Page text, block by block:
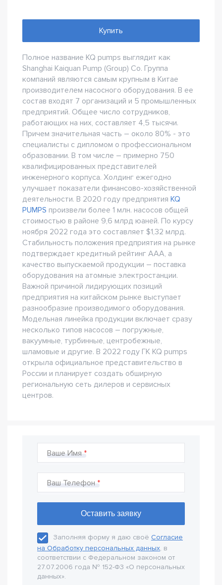
Купить
Полное название KQ pumps выглядит как
Shanghai Kaiquan Pump (Group) Со. Группа
компаний являются самым крупным в Китае
производителем насосного оборудования. В ее
состав входят 7 организаций и 5 промышленных
предприятий. Общее число сотрудников,
работающих на них, составляет 4,5 тысячи.
Причем значительная часть – около 80% - это
специалисты с дипломом о профессиональном
образовании. В том числе – примерно 750
квалифицированных представителей
инженерного корпуса. Холдинг ежегодно
улучшает показатели финансово-хозяйственной
деятельности. В 2020 году предприятия KQ
PUMPS произвели более 1 млн. насосов общей
стоимостью в районе 9,6 млрд юаней. По курсу
ноября 2022 года это составляет $1,32 млрд.
Стабильность положения предприятия на рынке
подтверждает кредитный рейтинг ААА, а
качество выпускаемой продукции – поставка
оборудования на атомные электростанции.
Важной причиной лидирующих позиций
предприятия на китайском рынке выступает
разнообразие производимого оборудования.
Модельная линейка продукции включает сразу
несколько типов насосов – погружные,
вакуумные, турбинные, центробежные,
шламовые и другие. В 2022 году ГК KQ pumps
открыла официальное представительство в
России и планирует создать обширную
региональную сеть дилеров и сервисных
центров.
Ваше Имя
Ваш Телефон
Заполняя форму я даю своё Согласие
на Обработку персональных данных, в
соответствии с Федеральном законом от
27.07.2006 года № 152-Ф3 «О персональных
данных».